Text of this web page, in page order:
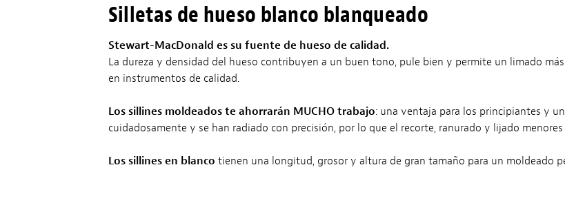
Silletas de hueso blanco blanqueado
Stewart-MacDonald es su fuente de hueso de calidad.
La dureza y densidad del hueso contribuyen a un buen tono, pule bien y permite un limado
en instrumentos de calidad.
Los sillines moldeados te ahorrarán MUCHO trabajo: una ventaja para los principiantes y
cuidadosamente y se han radiado con precisión, por lo que el recorte, ranurado y lijado
Los sillines en blanco tienen una longitud, grosor y altura de gran tamaño para un moldeado